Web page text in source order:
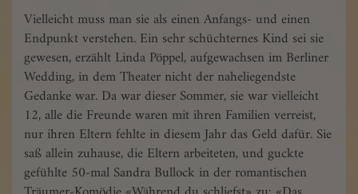
Vielleicht muss man sie als einen Anfangs- und einen
Endpunkt verstehen. Ein sehr schüchternes Kind sei sie
gewesen, erzählt Linda Pöppel, aufgewachsen im Berliner
Wedding, in dem Theater nicht der naheliegendste
Gedanke war. Da war dieser Sommer, sie war vielleicht
12, alle die Freunde waren mit ihren Familien verreist,
nur ihren Eltern fehlte in diesem Jahr das Geld dafür. Sie
saß allein zuhause, die Eltern arbeiteten, und guckte
gefühlte 50-mal Sandra Bullock in der romantischen